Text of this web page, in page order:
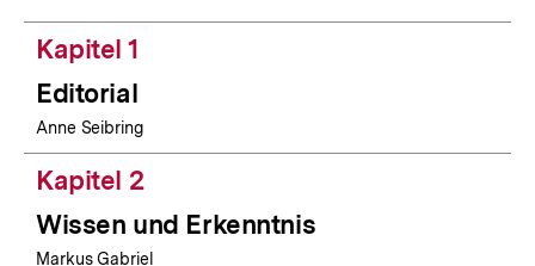
Kapitel 1
Editorial
Anne Seibring
Kapitel 2
Wissen und Erkenntnis
Markus Gabriel